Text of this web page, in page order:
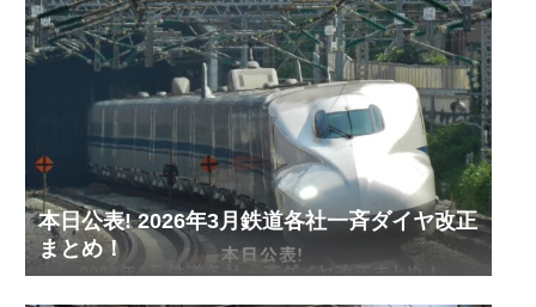
本日公表! 2026年3月鉄道各社一斉ダイヤ改正
まとめ！